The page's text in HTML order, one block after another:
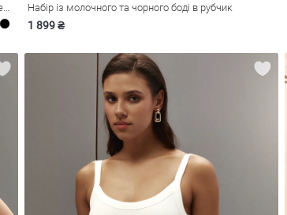
Молочний трикотажний боді Душа на тонких бретелях Набір із молочного та чорного боді в рубчик
1 899 ₴